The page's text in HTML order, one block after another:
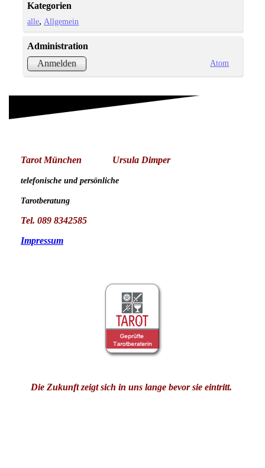
Kategorien
alle Allgemein
Administration
Anmelden
Atom
Tarot München Ursula Dimper
telefonische und persönliche
Tarotberatung
Tel. 089 8342585
Impressum
Die Zukunft zeigt sich in uns lange bevor sie eintritt.